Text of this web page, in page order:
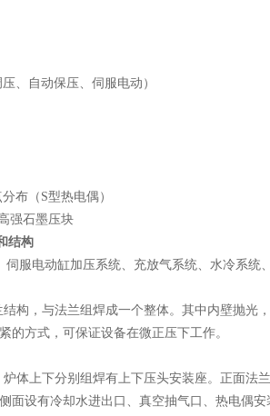
、自动保压、伺服电动）
布（S型热电偶）
强石墨压块
结构
服电动缸加压系统、充放气系统、水冷系统
构，与法兰组焊成一个整体。其中内壁抛光
的方式，可保证设备在微正压下工作。
体上下分别组焊有上下压头安装座。正面法
面设有冷却水进出口、真空抽气口、热电偶安